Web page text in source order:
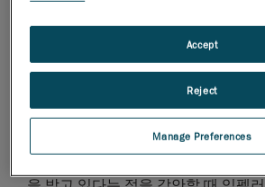
측정 정확도와 반복성이 매우 높은
하려면 대규모 치수에 적용 가능한 기
니다. 이러한 측면에서 사진 측량은
니다. 이 기술은 일련의 2D 사진에 삼
해 3D 스캐너 또는 휴대용 CMM 기
를 위한 정확한 포지셔닝 모델을 생성
Manage Preferences
Reject
Accept